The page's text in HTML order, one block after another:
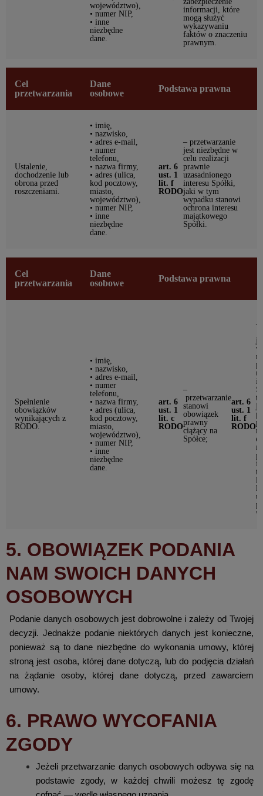
województwo),
• numer NIP,
• inne
niezbędne
dane.
informacji, które
mogą służyć
wykazywaniu
faktów o znaczeniu
prawnym.
Cel
przetwarzania
Dane
osobowe
Podstawa prawna
Ustalenie,
dochodzenie lub
obrona przed
roszczeniami.
• imię,
• nazwisko,
• adres e-mail,
• numer
telefonu,
• nazwa firmy,
• adres (ulica,
kod pocztowy,
miasto,
województwo),
• numer NIP,
• inne
niezbędne
dane.
art. 6
ust. 1
lit. f
RODO
– przetwarzanie
jest niezbędne w
celu realizacji
prawnie
uzasadnionego
interesu Spółki,
jaki w tym
wypadku stanowi
ochrona interesu
majątkowego
Spółki.
Cel
przetwarzania
Dane
osobowe
Podstawa prawna
Spełnienie
obowiązków
wynikających z
RODO.
• imię,
• nazwisko,
• adres e-mail,
• numer
telefonu,
• nazwa firmy,
• adres (ulica,
kod pocztowy,
miasto,
województwo),
• numer NIP,
• inne
niezbędne
dane.
art. 6
ust. 1
lit. c
RODO
–
przetwarzanie
stanowi
obowiązek
prawny
ciążący na
Spółce;
art. 6
ust. 1
lit. f
RODO
–
w
w
5. OBOWIĄZEK PODANIA
NAM SWOICH DANYCH
OSOBOWYCH
Podanie danych osobowych jest dobrowolne i zależy od Twojej
decyzji. Jednakże podanie niektórych danych jest konieczne,
ponieważ są to dane niezbędne do wykonania umowy, której
stroną jest osoba, której dane dotyczą, lub do podjęcia działań
na żądanie osoby, której dane dotyczą, przed zawarciem
umowy.
6. PRAWO WYCOFANIA
ZGODY
Jeżeli przetwarzanie danych osobowych odbywa się na
podstawie zgody, w każdej chwili możesz tę zgodę